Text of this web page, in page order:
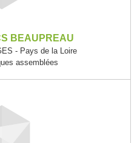
BEAUPREAU
- Pays de la Loire
assemblées